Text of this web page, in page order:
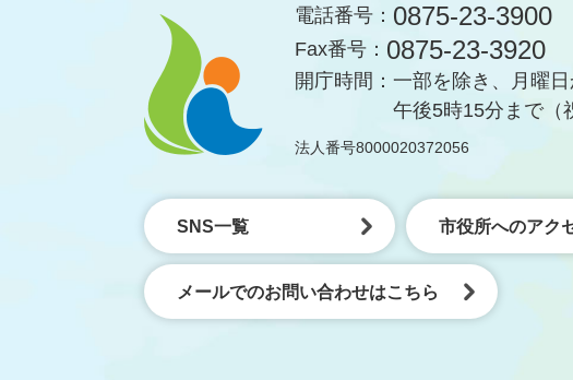
電話番号： 0875-23-3900
Fax番号： 0875-23-3920
開庁時間： 一部を除き、月曜
午後5時15分まで（
法人番号8000020372056
SNS一覧 市役所へのアク
メールでのお問い合わせはこちら